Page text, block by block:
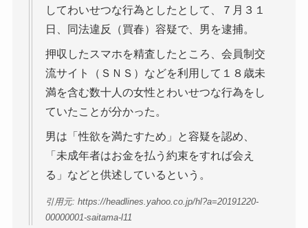
してわいせつな行為としたとして、７月３１
日、同法違反（買春）容疑で、男を逮捕。
押収したスマホを精査したところ、会員制交
流サイト（ＳＮＳ）などを利用して１８歳未
満を含む数十人の女性とわいせつな行為をし
ていたことが分かった。
男は「性欲を満たすため」と容疑を認め、
「未成年者はお金を払う約束をすれば会え
る」などと供述しているという。
引用元: https://headlines.yahoo.co.jp/hl?a=20191220-
00000001-saitama-l11